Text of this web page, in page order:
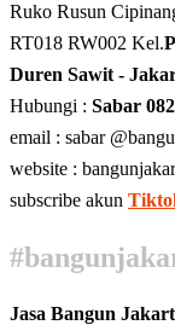
Ruko Rusun
RT018 RW002 Kel.
Duren Sawit -
Hubungi : Sabar
email : sabar
website :
subscribe akun
Jasa Bangun